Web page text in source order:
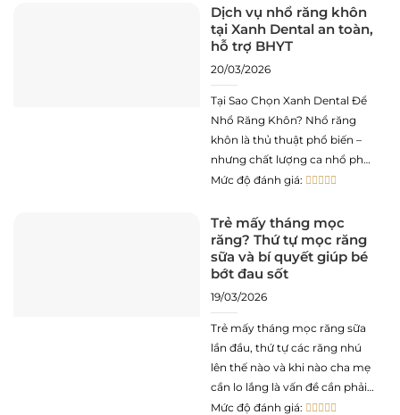
thành nỗi ám ảnh của hàng
triệu người khi bước vào độ
tuổi trưởng
Dịch vụ nhổ răng khôn
tại Xanh Dental an toàn,
hỗ trợ BHYT
20/03/2026
Tại Sao Chọn Xanh Dental Để
Nhổ Răng Khôn? Nhổ răng
khôn là thủ thuật phổ biến –
nhưng chất lượng ca nhổ phụ
thuộc rất nhiều vào kinh
thiết bị. Dưới đây là những lý
do cụ thể khiến bệnh nhân tin
tưởng
Mức độ đánh giá:
Trẻ mấy tháng mọc
răng? Thứ tự mọc răng
sữa và bí quyết giúp bé
bớt đau sốt
19/03/2026
Trẻ mấy tháng mọc răng sữa
lần đầu, thứ tự các răng nhú
lên thế nào và khi nào cha mẹ
cần lo lắng là vấn đề cần phải
thăm khám, theo dõi sát sao
Mức độ đánh giá: